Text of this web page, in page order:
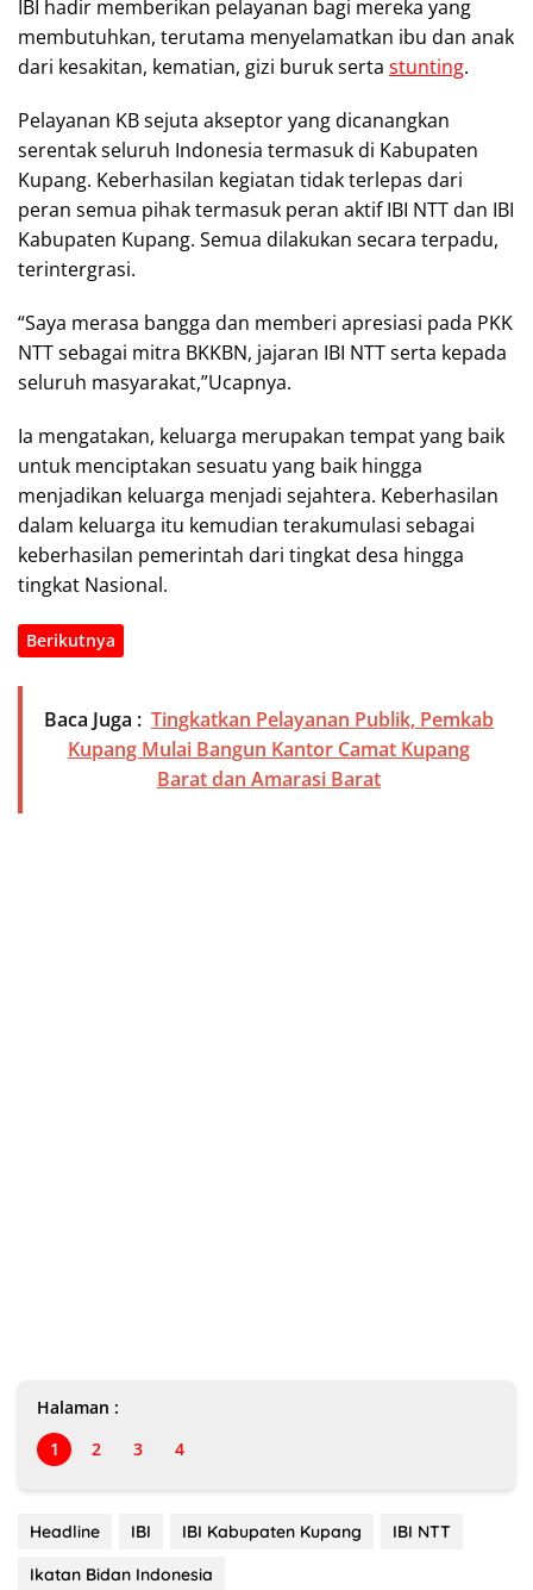
IBI hadir memberikan pelayanan bagi mereka yang
membutuhkan, terutama menyelamatkan ibu dan anak
dari kesakitan, kematian, gizi buruk serta stunting.
Pelayanan KB sejuta akseptor yang dicanangkan
serentak seluruh Indonesia termasuk di Kabupaten
Kupang. Keberhasilan kegiatan tidak terlepas dari
peran semua pihak termasuk peran aktif IBI NTT dan IBI
Kabupaten Kupang. Semua dilakukan secara terpadu,
terintergrasi.
“Saya merasa bangga dan memberi apresiasi pada PKK
NTT sebagai mitra BKKBN, jajaran IBI NTT serta kepada
seluruh masyarakat,”Ucapnya.
Ia mengatakan, keluarga merupakan tempat yang baik
untuk menciptakan sesuatu yang baik hingga
menjadikan keluarga menjadi sejahtera. Keberhasilan
dalam keluarga itu kemudian terakumulasi sebagai
keberhasilan pemerintah dari tingkat desa hingga
tingkat Nasional.
Berikutnya
Baca Juga : Tingkatkan Pelayanan Publik, Pemkab
Kupang Mulai Bangun Kantor Camat Kupang
Barat dan Amarasi Barat
Halaman :
1
2 3 4
Headline IBI IBI Kabupaten Kupang
IBI NTT
Ikatan Bidan Indonesia